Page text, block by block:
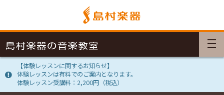
【体験レッスンに関するお知らせ】
体験レッスンは有料でのご案内となります。
体験レッスン受講料：2,200円（税込）